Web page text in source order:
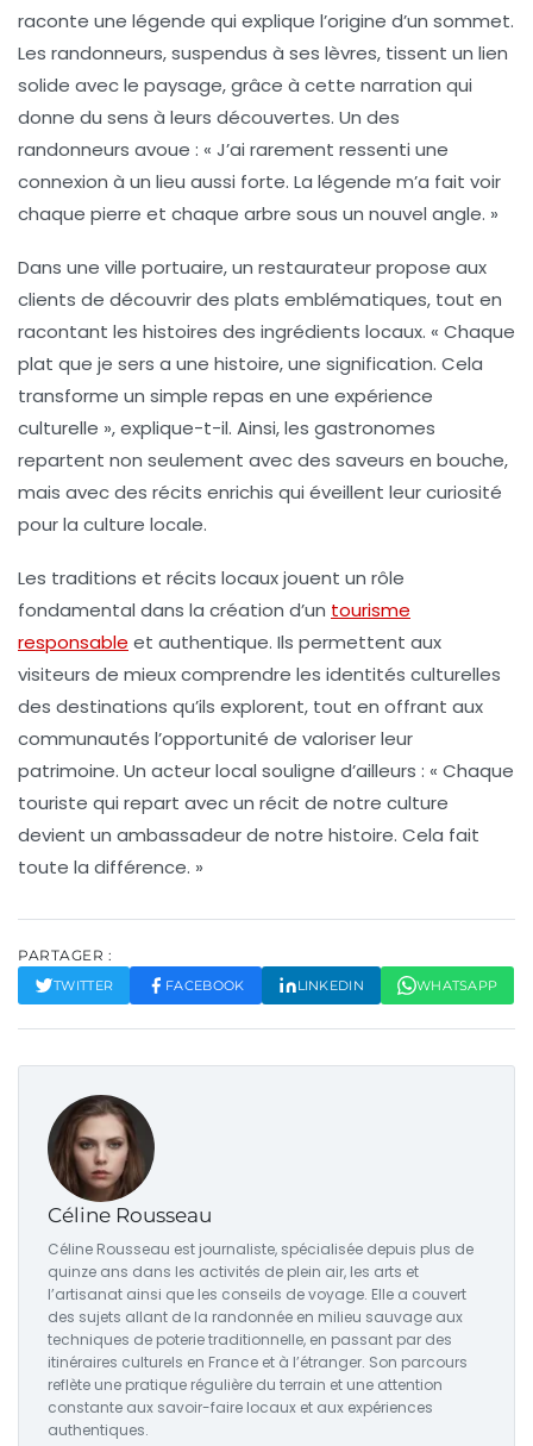
raconte une légende qui explique l’origine d’un sommet.
Les randonneurs, suspendus à ses lèvres, tissent un lien
solide avec le paysage, grâce à cette narration qui
donne du sens à leurs découvertes. Un des
randonneurs avoue : « J’ai rarement ressenti une
connexion à un lieu aussi forte. La légende m’a fait voir
chaque pierre et chaque arbre sous un nouvel angle. »
Dans une ville portuaire, un restaurateur propose aux
clients de découvrir des plats emblématiques, tout en
racontant les histoires des ingrédients locaux. « Chaque
plat que je sers a une histoire, une signification. Cela
transforme un simple repas en une expérience
culturelle », explique-t-il. Ainsi, les gastronomes
repartent non seulement avec des saveurs en bouche,
mais avec des récits enrichis qui éveillent leur curiosité
pour la culture locale.
Les traditions et récits locaux jouent un rôle
fondamental dans la création d’un tourisme
responsable et authentique. Ils permettent aux
visiteurs de mieux comprendre les identités culturelles
des destinations qu’ils explorent, tout en offrant aux
communautés l’opportunité de valoriser leur
patrimoine. Un acteur local souligne d’ailleurs : « Chaque
touriste qui repart avec un récit de notre culture
devient un ambassadeur de notre histoire. Cela fait
toute la différence. »
PARTAGER :
TWITTER FACEBOOK LINKEDIN WHATSAPP
Céline Rousseau
Céline Rousseau est journaliste, spécialisée depuis plus de
quinze ans dans les activités de plein air, les arts et
l’artisanat ainsi que les conseils de voyage. Elle a couvert
des sujets allant de la randonnée en milieu sauvage aux
techniques de poterie traditionnelle, en passant par des
itinéraires culturels en France et à l’étranger. Son parcours
reflète une pratique régulière du terrain et une attention
constante aux savoir-faire locaux et aux expériences
authentiques.